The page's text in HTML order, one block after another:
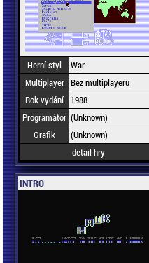
Herní styl
War
Multiplayer Bez multiplayeru
Rok vydání
1988
Programátor (Unknown)
Grafik
(Unknown)
detail hry
INTRO